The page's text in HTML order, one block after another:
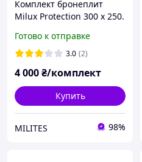
Комплект бронеплит
Milux Protection 300 x 250.
Готово к отправке
3.0 (2)
4 000₴/комплект
Купить
MILITES 98%